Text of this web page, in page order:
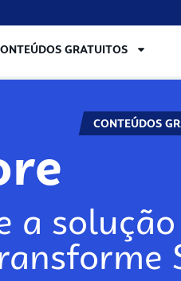
GRATUITOS
CONTEÚDOS
a